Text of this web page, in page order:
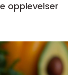
opplevelser